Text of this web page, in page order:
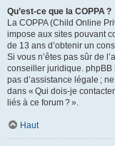
Qu’est-ce que la COPPA ?
La COPPA (Child Online
impose aux sites pouvant
de 13 ans d’obtenir un
Si vous n’êtes pas sûr de
conseiller juridique. phpBB
pas d’assistance légale ;
dans « Qui dois-je
liés à ce forum ? ».
Haut